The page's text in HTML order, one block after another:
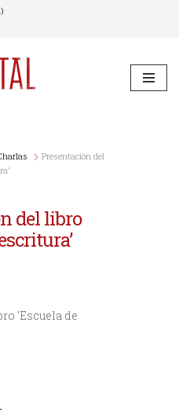
Presentación del
del libro
‘Escuela de